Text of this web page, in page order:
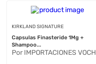
KIRKLAND SIGNATURE
Capsulas Finasteride 1Mg +
Shampoo...
Por IMPORTACIONES VOCH